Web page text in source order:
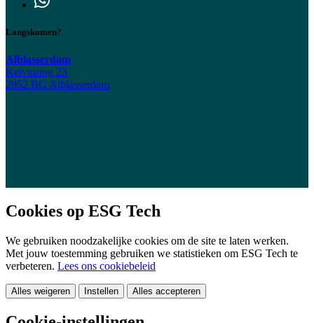
Langskomen?
Alblasserdam
Kelvinring 23
2952 BG Alblasserdam
Cookies op ESG Tech
We gebruiken noodzakelijke cookies om de site te laten werken.
Met jouw toestemming gebruiken we statistieken om ESG Tech te
verbeteren. Lees ons cookiebeleid
Alles weigeren Instellen Alles accepteren